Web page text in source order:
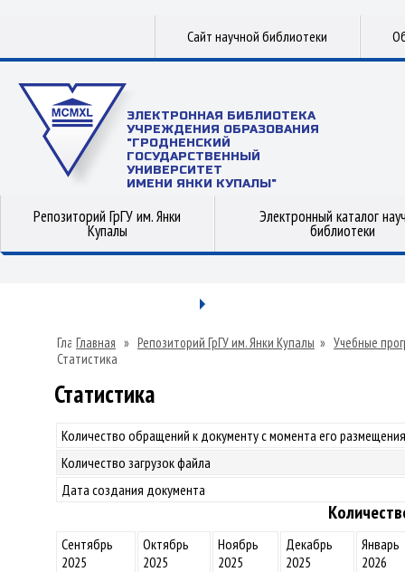
Сайт научной библиотеки
ЭЛЕКТРОННАЯ БИБЛИОТЕКА
УЧРЕЖДЕНИЯ ОБРАЗОВАНИЯ
"ГРОДНЕНСКИЙ
ГОСУДАРСТВЕННЫЙ
УНИВЕРСИТЕТ
ИМЕНИ ЯНКИ КУПАЛЫ"
Репозиторий ГрГУ им. Янки
Купалы
Электронный каталог
библиотеки
Главная » Репозиторий ГрГУ им. Янки Купалы » Учебные
Статистика
Статистика
Количество обращений к документу с момента его
Количество загрузок файла
Дата создания документа
Сентябрь
2025
Октябрь
2025
Ноябрь
2025
Декабрь
2025
Январь
2026